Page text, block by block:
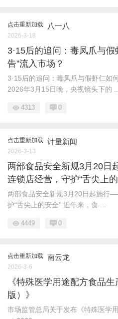
点击重新加载 八一八
2026-3-18
3·15后的追问：毒凤爪与
告”流入市场？
3·15后的追问：毒凤爪与假虾仁如
2026年3月15日晚，央视镜头下的 ...
4313 0
点击重新加载 计量新闻
2026-3-13
两部食品安全新规3月20日
连锁店经营，守护“舌尖上
两部食品安全新规3月20日起施行
护“舌尖上的安全” 近年来，食 ...
4449 0
点击重新加载 南云龙
2026-3-6
《特殊医学用途配方食品
版）》
市场监管总局关于发布《特殊医学